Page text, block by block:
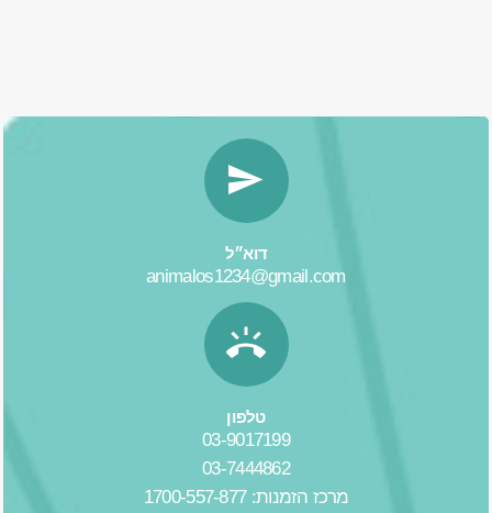
דוא״ל
animalos1234@gmail.com
טלפון
03-9017199
03-7444862
מרכז הזמנות: 1700-557-877